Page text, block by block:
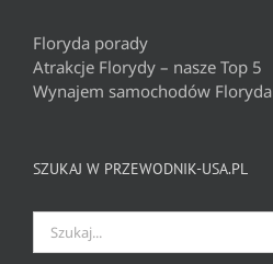
Floryda porady
Atrakcje Florydy – nasze Top 5
Wynajem samochodów Floryda
SZUKAJ W PRZEWODNIK-USA.PL
Szukaj